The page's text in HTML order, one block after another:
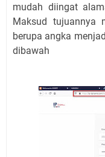
mudah diingat
Maksud tujuannya
berupa angka
dibawah